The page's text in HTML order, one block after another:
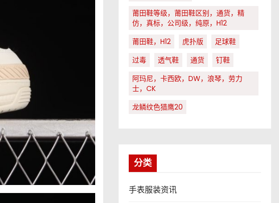
莆田鞋等级，莆田鞋区别，通货，精
仿，真标，公司级，纯原，H12
莆田鞋，H12
虎扑版
足球鞋
过毒
透气鞋 通货
钉鞋
阿玛尼，卡西欧，DW，浪琴，劳力
士，CK
龙鳞纹色猎鹰20
分类
手表服装资讯